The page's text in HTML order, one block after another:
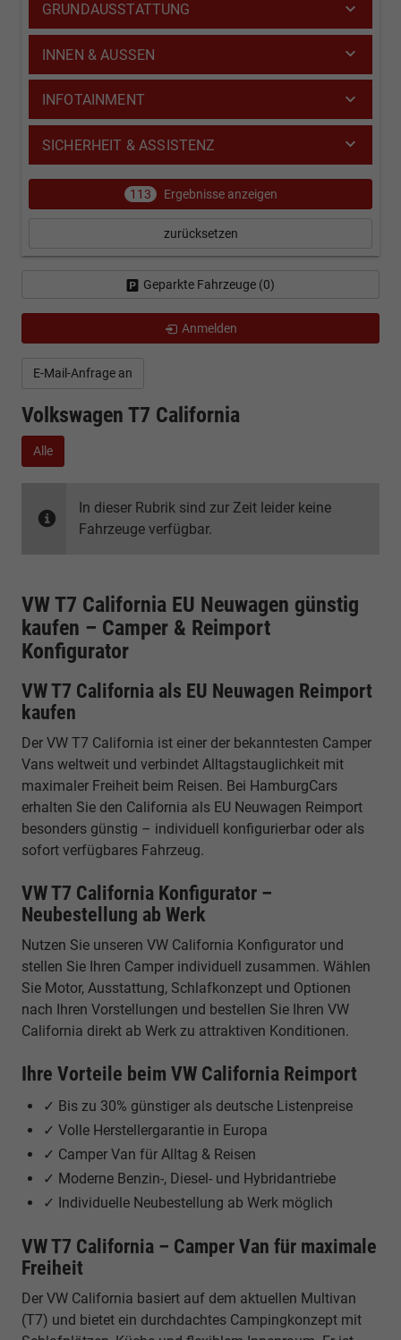
E-Mail-Anfrage an
Volkswagen T7 California
Alle
In dieser Rubrik sind zur Zeit leider keine
Fahrzeuge verfügbar.
VW T7 California EU Neuwagen günstig
kaufen – Camper & Reimport
Konfigurator
VW T7 California als EU Neuwagen Reimport
kaufen
Der VW T7 California ist einer der bekanntesten Camper
Vans weltweit und verbindet Alltagstauglichkeit mit
maximaler Freiheit beim Reisen. Bei HamburgCars
erhalten Sie den California als EU Neuwagen Reimport
besonders günstig – individuell konfigurierbar oder als
sofort verfügbares Fahrzeug.
VW T7 California Konfigurator –
Neubestellung ab Werk
Nutzen Sie unseren VW California Konfigurator und
stellen Sie Ihren Camper individuell zusammen. Wählen
Sie Motor, Ausstattung, Schlafkonzept und Optionen
nach Ihren Vorstellungen und bestellen Sie Ihren VW
California direkt ab Werk zu attraktiven Konditionen.
Ihre Vorteile beim VW California Reimport
✓ Bis zu 30% günstiger als deutsche Listenpreise
✓ Volle Herstellergarantie in Europa
✓ Camper Van für Alltag & Reisen
✓ Moderne Benzin-, Diesel- und Hybridantriebe
✓ Individuelle Neubestellung ab Werk möglich
VW T7 California – Camper Van für maximale
Freiheit
Der VW California basiert auf dem aktuellen Multivan
(T7) und bietet ein durchdachtes Campingkonzept mit
GRUNDAUSSTATTUNG
INNEN & AUSSEN
INFOTAINMENT
SICHERHEIT & ASSISTENZ
113 Ergebnisse anzeigen
zurücksetzen
Geparkte Fahrzeuge (0)
Anmelden